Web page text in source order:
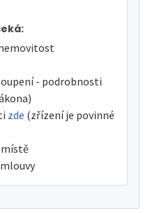
- podrobnosti
zde (zřízení je povinné